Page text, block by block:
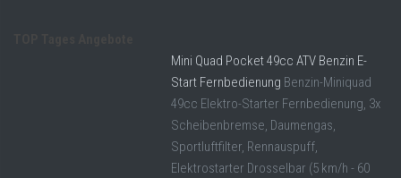
Mini Quad Pocket 49cc ATV Benzin E-
Start Fernbedienung Benzin-Miniquad
49cc Elektro-Starter Fernbedienung, 3x
Scheibenbremse, Daumengas,
Sportluftfilter, Rennauspuff,
Elektrostarter Drosselbar (5 km/h - 60